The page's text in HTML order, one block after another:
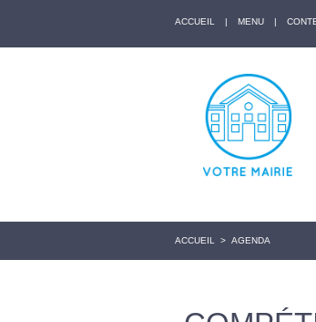
ACCUEIL | MENU |
ACCUEIL > AGENDA